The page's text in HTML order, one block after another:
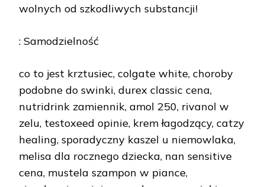
wolnych od szkodliwych substancji!
: Samodzielność
co to jest krztusiec, colgate white, choroby
podobne do swinki, durex classic cena,
nutridrink zamiennik, amol 250, rivanol w
zelu, testoxeed opinie, krem łagodzący, catzy
healing, sporadyczny kaszel u niemowlaka,
melisa dla rocznego dziecka, nan sensitive
cena, mustela szampon w piance,